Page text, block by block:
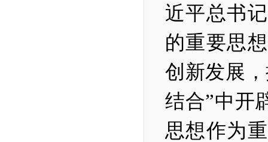
近平总书
的重要思
创新发展
结合”中开
思想作为